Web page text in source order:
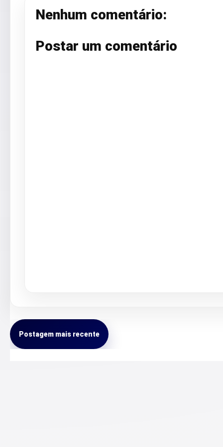
Nenhum comentário:
Postar um comentário
Postagem mais recente